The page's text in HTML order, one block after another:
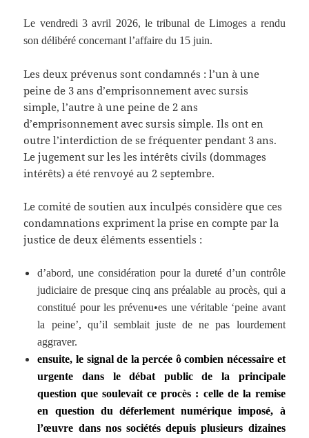
Le vendredi 3 avril 2026, le tribunal de Limoges a rendu
son délibéré concernant l’affaire du 15 juin.
Les deux prévenus sont condamnés : l’un à une
peine de 3 ans d’emprisonnement avec sursis
simple, l’autre à une peine de 2 ans
d’emprisonnement avec sursis simple. Ils ont en
outre l’interdiction de se fréquenter pendant 3 ans.
Le jugement sur les les intérêts civils (dommages
intérêts) a été renvoyé au 2 septembre.
Le comité de soutien aux inculpés considère que ces
condamnations expriment la prise en compte par la
justice de deux éléments essentiels :
d’abord, une considération pour la dureté d’un contrôle
judiciaire de presque cinq ans préalable au procès, qui a
constitué pour les prévenu•es une véritable ‘peine avant
la peine’, qu’il semblait juste de ne pas lourdement
aggraver.
ensuite, le signal de la percée ô combien nécessaire et
urgente dans le débat public de la principale
question que soulevait ce procès : celle de la remise
en question du déferlement numérique imposé, à
l’œuvre dans nos sociétés depuis plusieurs dizaines